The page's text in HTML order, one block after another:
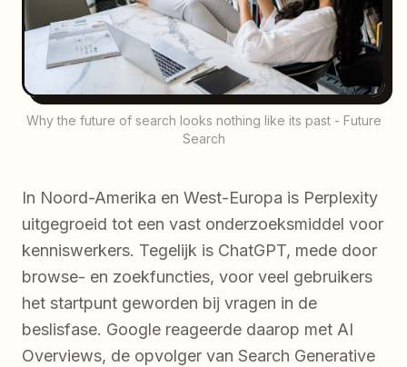
Why the future of search looks nothing like its past - Future
Search
In Noord-Amerika en West-Europa is Perplexity
uitgegroeid tot een vast onderzoeksmiddel voor
kenniswerkers. Tegelijk is ChatGPT, mede door
browse- en zoekfuncties, voor veel gebruikers
het startpunt geworden bij vragen in de
beslisfase. Google reageerde daarop met AI
Overviews, de opvolger van Search Generative